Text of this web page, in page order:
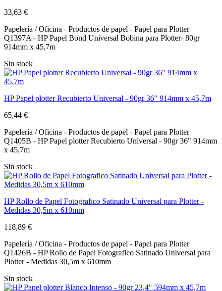
33,63 €
Papelería / Oficina - Productos de papel - Papel para Plotter
Q1397A - HP Papel Bond Universal Bobina para Plotter- 80gr
914mm x 45,7m
Sin stock
HP Papel plotter Recubierto Universal - 90gr 36" 914mm x 45,7m
65,44 €
Papelería / Oficina - Productos de papel - Papel para Plotter
Q1405B - HP Papel plotter Recubierto Universal - 90gr 36" 914mm
x 45,7m
Sin stock
HP Rollo de Papel Fotografico Satinado Universal para Plotter -
Medidas 30,5m x 610mm
118,89 €
Papelería / Oficina - Productos de papel - Papel para Plotter
Q1426B - HP Rollo de Papel Fotografico Satinado Universal para
Plotter - Medidas 30,5m x 610mm
Sin stock